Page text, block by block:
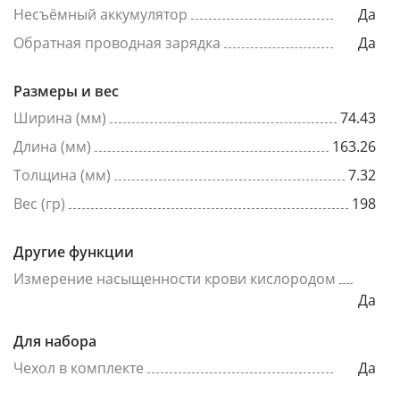
Несъёмный аккумулятор
Да
Обратная проводная зарядка
Да
Размеры и вес
Ширина (мм)
74.43
Длина (мм)
163.26
Толщина (мм)
7.32
Вес (гр)
198
Другие функции
Измерение насыщенности крови кислородом
Да
Для набора
Чехол в комплекте
Да